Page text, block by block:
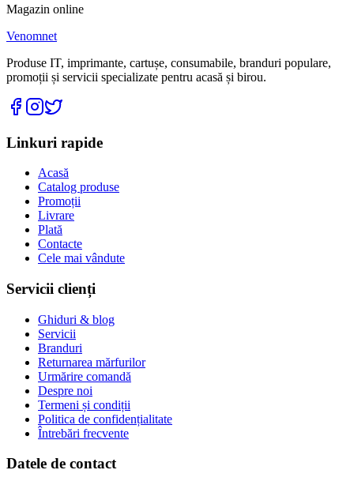
Magazin online
Venomnet
Produse IT, imprimante, cartușe, consumabile, branduri populare,
promoții și servicii specializate pentru acasă și birou.
Linkuri rapide
Acasă
Catalog produse
Promoții
Livrare
Plată
Contacte
Cele mai vândute
Servicii clienți
Ghiduri & blog
Servicii
Branduri
Returnarea mărfurilor
Urmărire comandă
Despre noi
Termeni și condiții
Politica de confidențialitate
Întrebări frecvente
Datele de contact